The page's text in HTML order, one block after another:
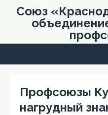
Союз
Профсоюзы
нагрудный